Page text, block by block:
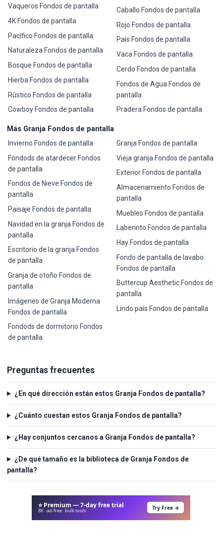
Vaqueros Fondos de pantalla
4K Fondos de pantalla
Pacífico Fondos de pantalla
Naturaleza Fondos de pantalla
Bosque Fondos de pantalla
Hierba Fondos de pantalla
Rústico Fondos de pantalla
Cowboy Fondos de pantalla
Caballo Fondos de pantalla
Rojo Fondos de pantalla
País Fondos de pantalla
Vaca Fondos de pantalla
Cerdo Fondos de pantalla
Fondos de Agua Fondos de
pantalla
Pradera Fondos de pantalla
Más Granja Fondos de pantalla
Invierno Fondos de pantalla
Fondods de atardecer Fondos
de pantalla
Fondos de Nieve Fondos de
pantalla
Paisaje Fondos de pantalla
Navidad en la granja Fondos de
pantalla
Escritorio de la granja Fondos
de pantalla
Granja de otoño Fondos de
pantalla
Imágenes de Granja Moderna
Fondos de pantalla
Fondods de dormitorio Fondos
de pantalla
Granja Fondos de pantalla
Vieja granja Fondos de pantalla
Exterior Fondos de pantalla
Almacenamiento Fondos de
pantalla
Muebles Fondos de pantalla
Laberinto Fondos de pantalla
Hay Fondos de pantalla
Fondo de pantalla de lavabo
Fondos de pantalla
Buttercup Aesthetic Fondos de
pantalla
Lindo país Fondos de pantalla
Preguntas frecuentes
¿En qué dirección están estos Granja Fondos de pantalla?
¿Cuánto cuestan estos Granja Fondos de pantalla?
¿Hay conjuntos cercanos a Granja Fondos de pantalla?
¿De qué tamaño es la biblioteca de Granja Fondos de
pantalla?
⭐ Premium — 7-day free trial
8K · ad-free · bulk tools Try Free →